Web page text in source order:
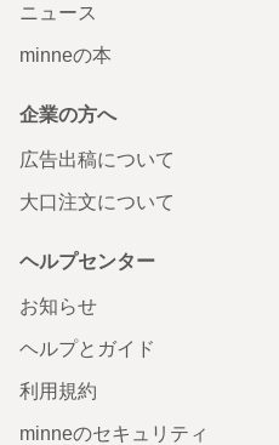
ニュース
minneの本
企業の方へ
広告出稿について
大口注文について
ヘルプセンター
お知らせ
ヘルプとガイド
利用規約
minneのセキュリティ